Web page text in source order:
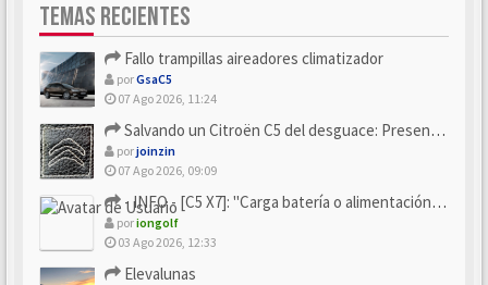
TEMAS RECIENTES
Fallo trampillas aireadores climatizador
porGsaC5
07 Ago 2026, 11:24
Salvando un Citroën C5 del desguace: Presentación y seguimiento
porjoinzin
07 Ago 2026, 09:09
- INFO - [C5 X7]: "Carga batería o alimentación eléctri...
poriongolf
03 Ago 2026, 12:33
Elevalunas